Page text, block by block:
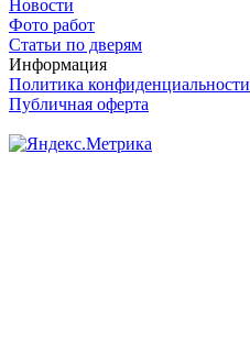
Новости
Фото работ
Статьи по дверям
Информация
Политика конфиденциальности
Публичная оферта